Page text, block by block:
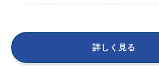
詳しく見る